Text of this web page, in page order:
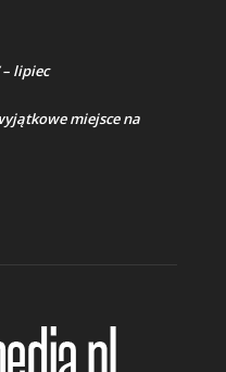
– lipiec
miejsce na